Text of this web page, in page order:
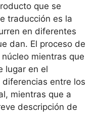
que se
traducción es la
en diferentes
dan. El proceso de
mientras que
lugar en el
entre los
mientras que a
descripción de